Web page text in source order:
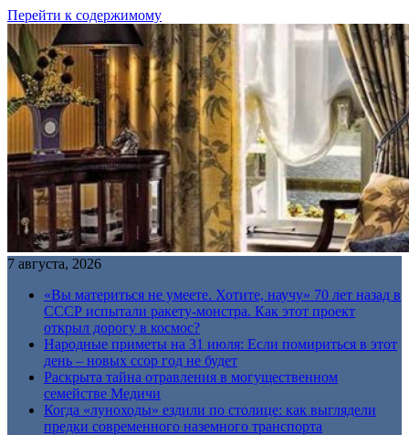
Перейти к содержимому
7 августа, 2026
«Вы материться не умеете. Хотите, научу» 70 лет назад в
СССР испытали ракету-монстра. Как этот проект
открыл дорогу в космос?
Народные приметы на 31 июля: Если помириться в этот
день – новых ссор год не будет
Раскрыта тайна отравления в могущественном
семействе Медичи
Когда «луноходы» ездили по столице: как выглядели
предки современного наземного транспорта